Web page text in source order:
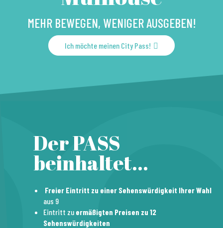
MEHR BEWEGEN, WENIGER AUSGEBEN!
Ich möchte meinen City Pass!
Der PASS
beinhaltet...
Freier Eintritt zu einer Sehenswürdigkeit Ihrer Wahl
aus 9
Eintritt zu ermäßigten Preisen zu 12
Sehenswürdigkeiten